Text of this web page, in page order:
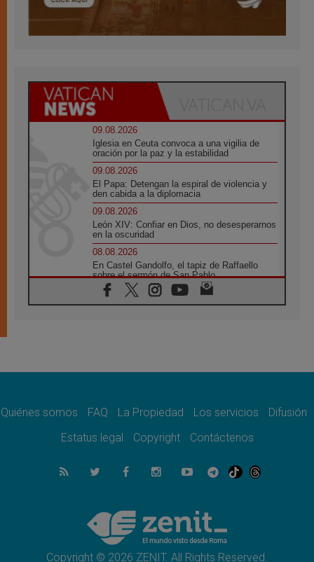
09.08.2026
Iglesia en Ceuta convoca a una vigilia de
oración por la paz y la estabilidad
09.08.2026
El Papa: Detengan la espiral de violencia y
den cabida a la diplomacia
09.08.2026
León XIV: Confiar en Dios, no desesperarnos
en la oscuridad
08.08.2026
En Castel Gandolfo, el tapiz de Raffaello
sobre el sermón de San Pablo
08.08.2026
En Colombia, «la paz no se compra con una
08.08.2026
08.08.2026
del Buen Consejo de Genazzano
Filipinas: el Vicariato Apostólico de Calapán
se convierte en diócesis
Honduras: Los desplazados invisibles de una
crisis olvidada
Quiénes somos FAQ La Propiedad Los servicios
Difusión
Estatus legal
Copyright Contáctenos
Copyright © 2026 ZENIT. All Rights Reserved.